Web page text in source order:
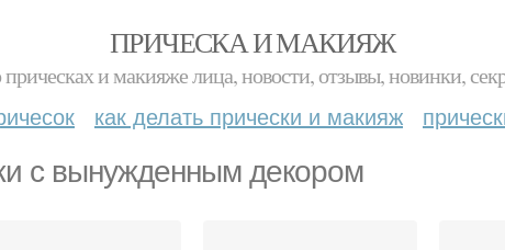
ПРИЧЕСКА И МАКИЯЖ
и макияже лица, новости, отзывы, новинки,
как делать прически и макияж
с вынужденным декором